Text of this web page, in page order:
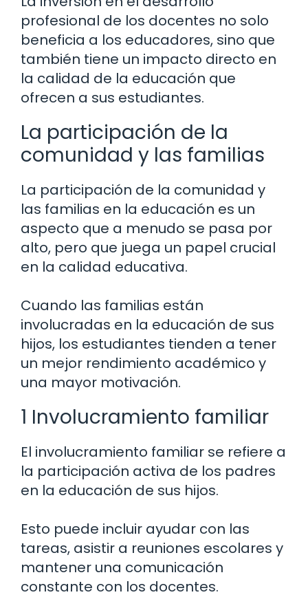
profesional de los docentes no solo
beneficia a los educadores, sino que
también tiene un impacto directo en
la calidad de la educación que
ofrecen a sus estudiantes.
La participación de la
comunidad y las familias
La participación de la comunidad y
las familias en la educación es un
aspecto que a menudo se pasa por
alto, pero que juega un papel crucial
en la calidad educativa.
Cuando las familias están
involucradas en la educación de sus
hijos, los estudiantes tienden a tener
un mejor rendimiento académico y
una mayor motivación.
1 Involucramiento familiar
El involucramiento familiar se refiere a
la participación activa de los padres
en la educación de sus hijos.
Esto puede incluir ayudar con las
tareas, asistir a reuniones escolares y
mantener una comunicación
constante con los docentes.